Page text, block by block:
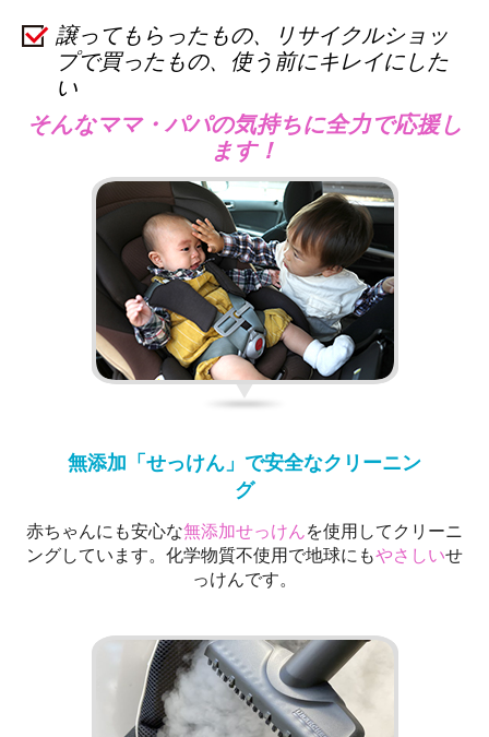
譲ってもらったもの、リサイクルショッ
プで買ったもの、使う前にキレイにした
い
そんなママ・パパの気持ちに全力で応援し
ます！
無添加「せっけん」で安全なクリーニン
グ
赤ちゃんにも安心な無添加せっけんを使用してクリーニ
ングしています。化学物質不使用で地球にもやさしいせ
っけんです。